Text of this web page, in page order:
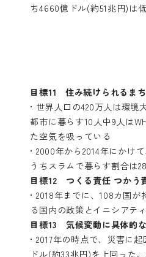
ち4660億ドル(約51兆円)は
目標11 住み続けられるま
• 世界人口の420万人は環境
都市に暮らす10人中9人は
た空気を吸っている
• 2000年から2014年にかけ
うちスラムで暮らす割合は
目標12 つくる責任 つかう
• 2018年までに、108カ国
る国内の政策とイニシアテ
目標13 気候変動に具体的
• 2017年の時点で、災害に
ドル(約33兆円)を上回った